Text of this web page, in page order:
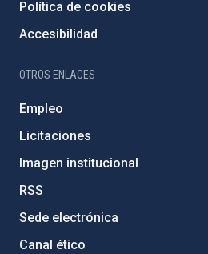
Política de cookies
Accesibilidad
OTROS ENLACES
Empleo
Licitaciones
Imagen institucional
RSS
Sede electrónica
Canal ético